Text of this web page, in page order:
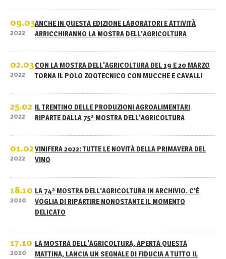
09.03
2022
ANCHE IN QUESTA EDIZIONE LABORATORI E ATTIVITÀ
ARRICCHIRANNO LA MOSTRA DELL'AGRICOLTURA
02.03
2022
CON LA MOSTRA DELL'AGRICOLTURA DEL 19 E 20 MARZO
TORNA IL POLO ZOOTECNICO CON MUCCHE E CAVALLI
25.02
2022
IL TRENTINO DELLE PRODUZIONI AGROALIMENTARI
RIPARTE DALLA 75ª MOSTRA DELL'AGRICOLTURA
01.02
2022
VINIFERA 2022: TUTTE LE NOVITÀ DELLA PRIMAVERA DEL
VINO
18.10
2020
LA 74ª MOSTRA DELL'AGRICOLTURA IN ARCHIVIO. C'È
VOGLIA DI RIPARTIRE NONOSTANTE IL MOMENTO
DELICATO
17.10
2020
LA MOSTRA DELL'AGRICOLTURA, APERTA QUESTA
MATTINA, LANCIA UN SEGNALE DI FIDUCIA A TUTTO IL